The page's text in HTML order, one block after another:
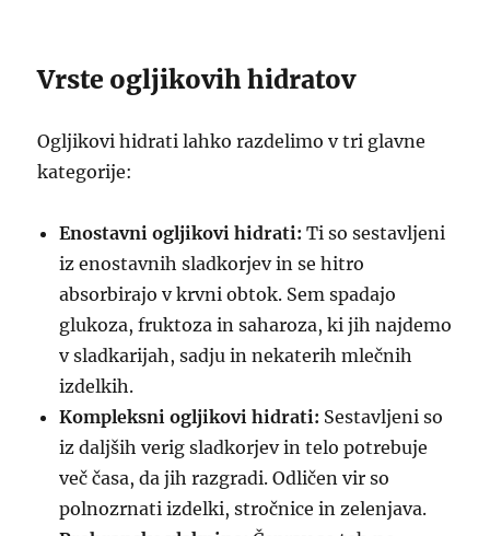
Vrste ogljikovih hidratov
Ogljikovi hidrati lahko razdelimo v tri glavne
kategorije:
Enostavni ogljikovi hidrati: Ti so sestavljeni
iz enostavnih sladkorjev in se hitro
absorbirajo v krvni obtok. Sem spadajo
glukoza, fruktoza in saharoza, ki jih najdemo
v sladkarijah, sadju in nekaterih mlečnih
izdelkih.
Kompleksni ogljikovi hidrati: Sestavljeni so
iz daljših verig sladkorjev in telo potrebuje
več časa, da jih razgradi. Odličen vir so
polnozrnati izdelki, stročnice in zelenjava.